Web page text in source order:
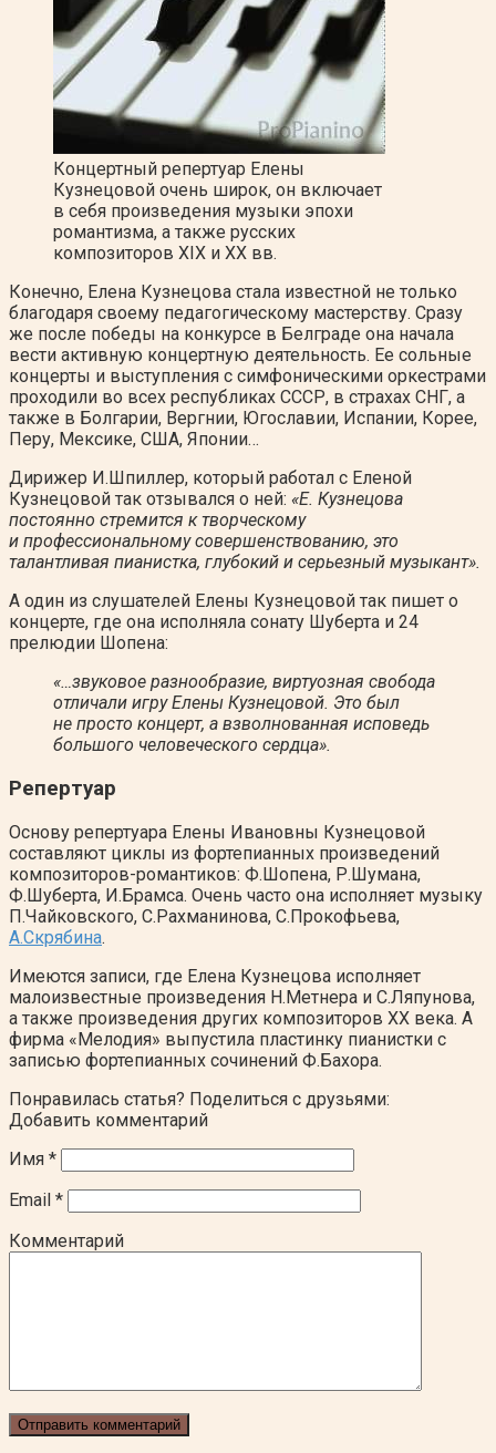
Концертный репертуар Елены
Кузнецовой очень широк, он включает
в себя произведения музыки эпохи
романтизма, а также русских
композиторов XIX и XX вв.
Конечно, Елена Кузнецова стала известной не только
благодаря своему педагогическому мастерству. Сразу
же после победы на конкурсе в Белграде она начала
вести активную концертную деятельность. Ее сольные
концерты и выступления с симфоническими оркестрами
проходили во всех республиках СССР, в страхах СНГ, а
также в Болгарии, Вергнии, Югославии, Испании, Корее,
Перу, Мексике, США, Японии…
Дирижер И.Шпиллер, который работал с Еленой
Кузнецовой так отзывался о ней: «Е. Кузнецова
постоянно стремится к творческому
и профессиональному совершенствованию, это
талантливая пианистка, глубокий и серьезный музыкант».
А один из слушателей Елены Кузнецовой так пишет о
концерте, где она исполняла сонату Шуберта и 24
прелюдии Шопена:
«…звуковое разнообразие, виртуозная свобода
отличали игру Елены Кузнецовой. Это был
не просто концерт, а взволнованная исповедь
большого человеческого сердца».
Репертуар
Основу репертуара Елены Ивановны Кузнецовой
составляют циклы из фортепианных произведений
композиторов-романтиков: Ф.Шопена, Р.Шумана,
Ф.Шуберта, И.Брамса. Очень часто она исполняет музыку
П.Чайковского, С.Рахманинова, С.Прокофьева,
А.Скрябина.
Имеются записи, где Елена Кузнецова исполняет
малоизвестные произведения Н.Метнера и С.Ляпунова,
а также произведения других композиторов ХХ века. А
фирма «Мелодия» выпустила пластинку пианистки с
записью фортепианных сочинений Ф.Бахора.
Понравилась статья? Поделиться с друзьями:
Добавить комментарий
Имя *
Email *
Комментарий